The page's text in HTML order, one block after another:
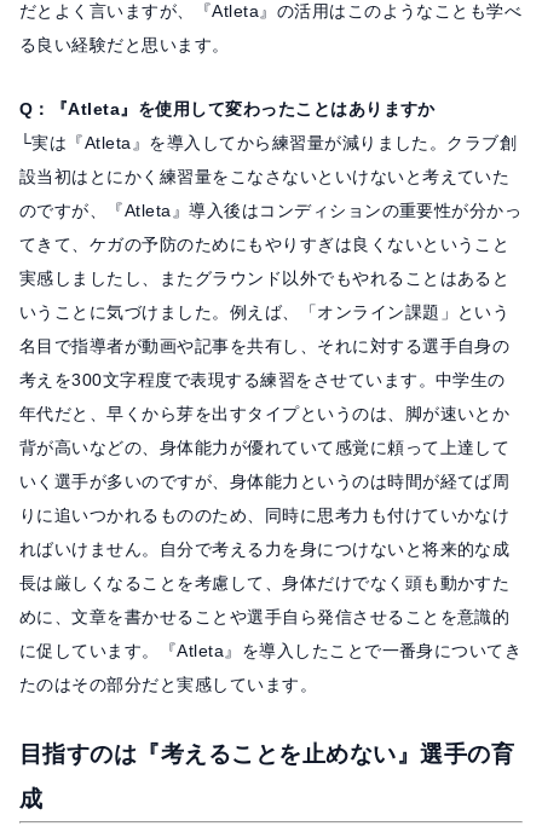
だとよく言いますが、『Atleta』の活用はこのようなことも学べ
る良い経験だと思います。
Q：『Atleta』を使用して変わったことはありますか
└実は『Atleta』を導入してから練習量が減りました。クラブ創
設当初はとにかく練習量をこなさないといけないと考えていた
のですが、『Atleta』導入後はコンディションの重要性が分かっ
てきて、ケガの予防のためにもやりすぎは良くないということ
実感しましたし、またグラウンド以外でもやれることはあると
いうことに気づけました。例えば、「オンライン課題」という
名目で指導者が動画や記事を共有し、それに対する選手自身の
考えを300文字程度で表現する練習をさせています。中学生の
年代だと、早くから芽を出すタイプというのは、脚が速いとか
背が高いなどの、身体能力が優れていて感覚に頼って上達して
いく選手が多いのですが、身体能力というのは時間が経てば周
りに追いつかれるもののため、同時に思考力も付けていかなけ
ればいけません。自分で考える力を身につけないと将来的な成
長は厳しくなることを考慮して、身体だけでなく頭も動かすた
めに、文章を書かせることや選手自ら発信させることを意識的
に促しています。『Atleta』を導入したことで一番身についてき
たのはその部分だと実感しています。
目指すのは『考えることを止めない』選手の育
成